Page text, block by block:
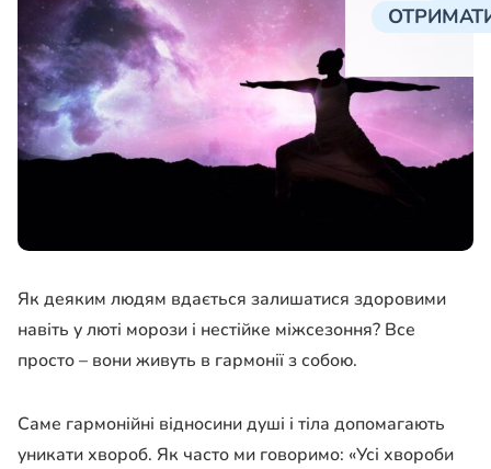
Як деяким людям вдається залишатися здоровими
навіть у люті морози і нестійке міжсезоння? Все
просто – вони живуть в гармонії з собою.
Саме гармонійні відносини душі і тіла допомагають
уникати хвороб. Як часто ми говоримо: «Усі хвороби